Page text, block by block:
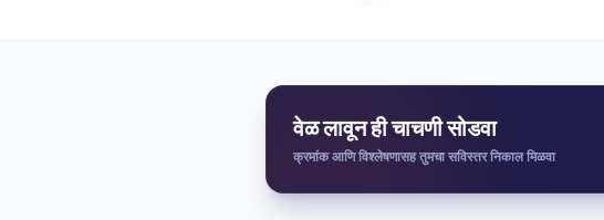
वेळ लावून ही चाचणी सोडवा
क्रमांक आणि विश्लेषणासह तुमचा सविस्तर निकाल मिळवा